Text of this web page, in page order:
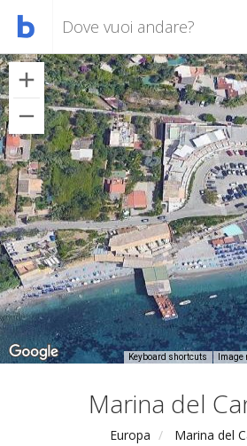
Keyboard shortcuts
Marina del
Europa Marina del